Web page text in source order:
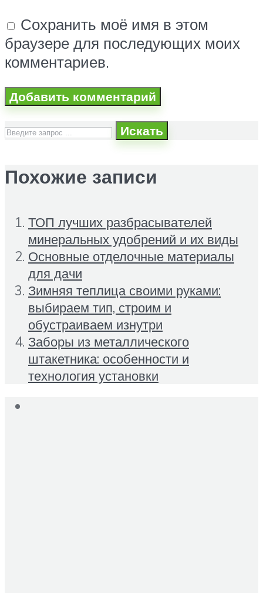
Сохранить моё имя в этом
браузере для последующих моих
комментариев.
Искать
Похожие записи
ТОП лучших разбрасывателей
минеральных удобрений и их виды
Основные отделочные материалы
для дачи
Зимняя теплица своими руками:
выбираем тип, строим и
обустраиваем изнутри
Заборы из металлического
штакетника: особенности и
технология установки